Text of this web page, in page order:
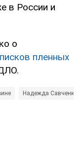
в России и
о
пленных
Надежда Савченко